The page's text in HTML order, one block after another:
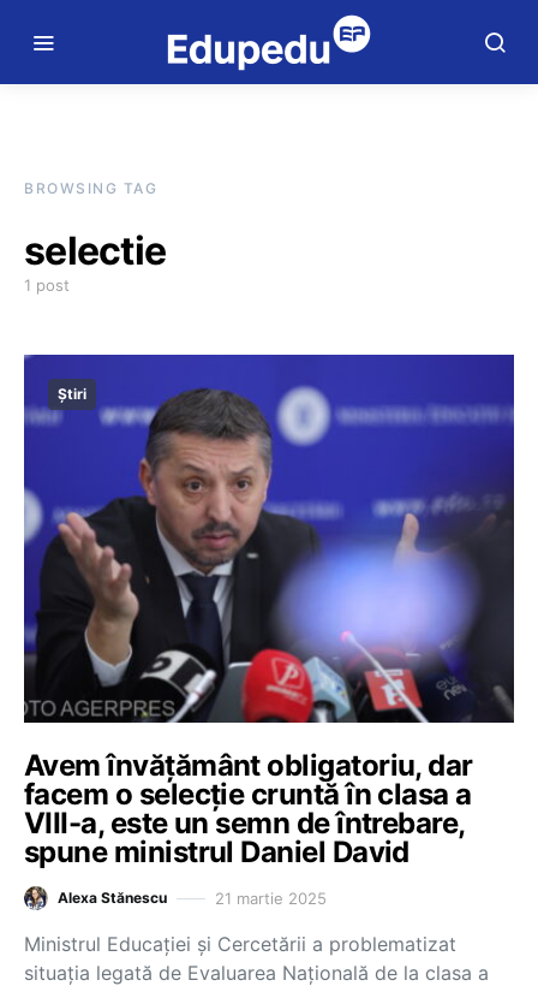
BROWSING TAG
selectie
1 post
Știri
Avem învățământ obligatoriu, dar
facem o selecție cruntă în clasa a
VIII-a, este un semn de întrebare,
spune ministrul Daniel David
Alexa Stănescu 21 martie 2025
Ministrul Educației și Cercetării a problematizat
situația legată de Evaluarea Națională de la clasa a